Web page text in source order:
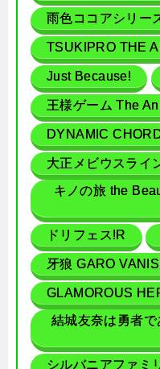
雨色ココアシリー
TSUKIPRO THE
Just Because!
王様ゲーム The
DYNAMIC
大正メビウスライ
キノの旅 the
ドリフェス!R
牙狼 GARO
GLAMOROUS
結城友奈は勇者
シルバニアファミ